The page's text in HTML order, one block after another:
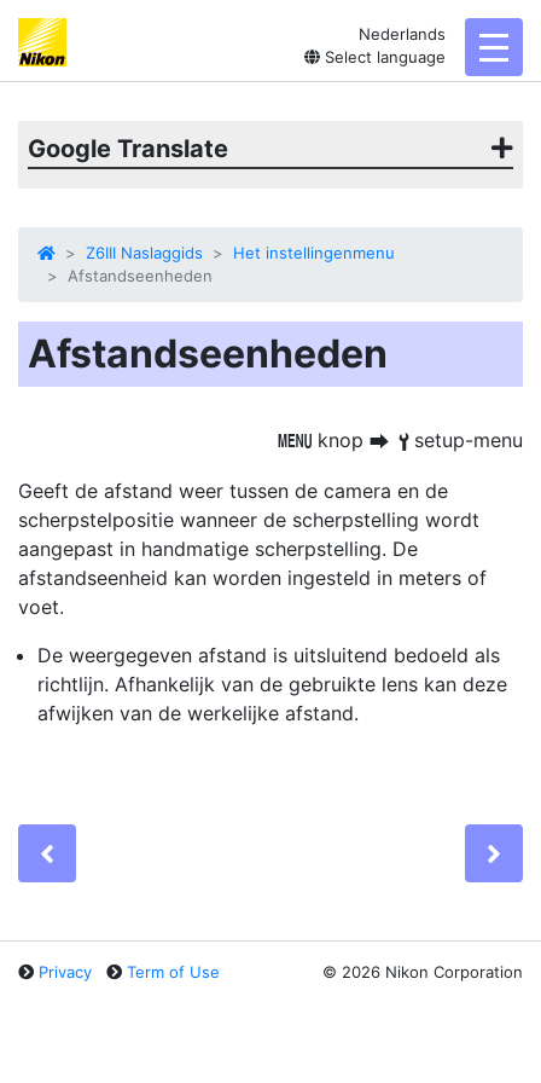
Nederlands
Select language
Google Translate
Z6III Naslaggids
Het instellingenmenu
Afstandseenheden
Afstandseenheden
G knop U B setup-menu
Geeft de afstand weer tussen de camera en de
scherpstelpositie wanneer de scherpstelling wordt
aangepast in handmatige scherpstelling. De
afstandseenheid kan worden ingesteld in meters of
voet.
De weergegeven afstand is uitsluitend bedoeld als
richtlijn. Afhankelijk van de gebruikte lens kan deze
afwijken van de werkelijke afstand.
Privacy Term of Use © 2026 Nikon Corporation